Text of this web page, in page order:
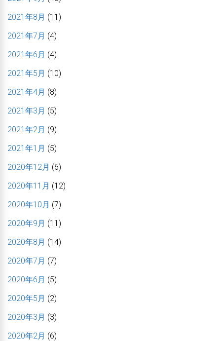
2021年8月 (11)
2021年7月 (4)
2021年6月 (4)
2021年5月 (10)
2021年4月 (8)
2021年3月 (5)
2021年2月 (9)
2021年1月 (5)
2020年12月 (6)
2020年11月 (12)
2020年10月 (7)
2020年9月 (11)
2020年8月 (14)
2020年7月 (7)
2020年6月 (5)
2020年5月 (2)
2020年3月 (3)
2020年2月 (6)